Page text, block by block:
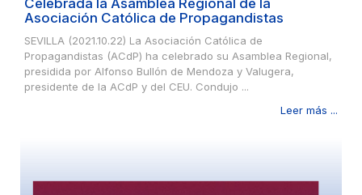
Celebrada la Asamblea Regional de la
Asociación Católica de Propagandistas
SEVILLA (2021.10.22) La Asociación Católica de
Propagandistas (ACdP) ha celebrado su Asamblea Regional,
presidida por Alfonso Bullón de Mendoza y Valugera,
presidente de la ACdP y del CEU. Condujo ...
Leer más ...